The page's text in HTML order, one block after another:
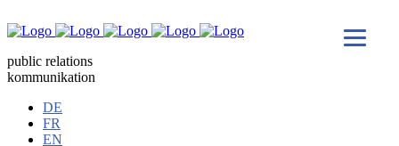
public relations
kommunikation
DE
FR
EN